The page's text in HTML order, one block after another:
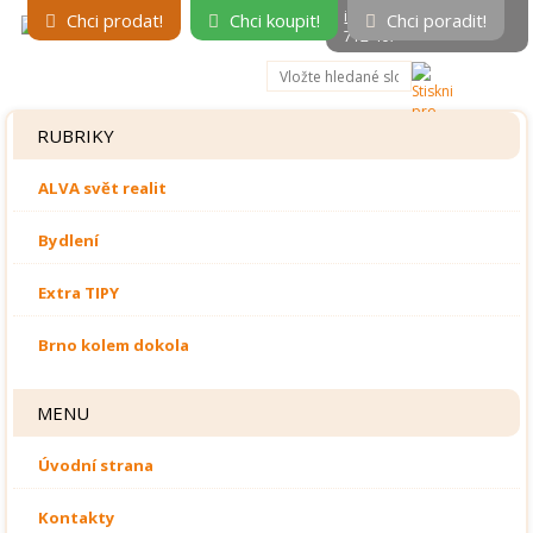
info@alvareal.cz, 602
712 407
Chci prodat! Chci koupit! Chci poradit!
RUBRIKY
ALVA svět realit
Bydlení
Extra TIPY
Brno kolem dokola
MENU
Úvodní strana
Kontakty